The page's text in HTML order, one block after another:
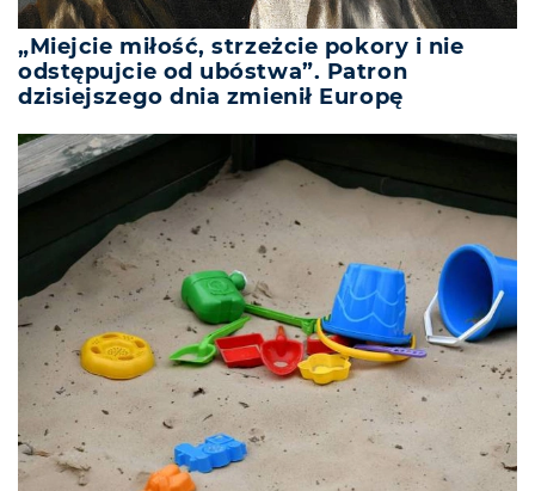
„Miejcie miłość, strzeżcie pokory i nie
odstępujcie od ubóstwa”. Patron
dzisiejszego dnia zmienił Europę